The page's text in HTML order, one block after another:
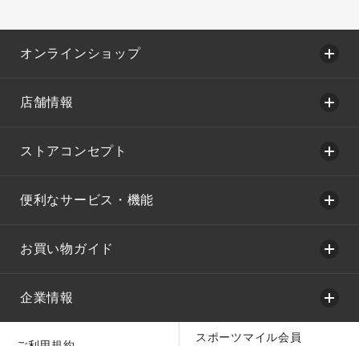
オンラインショップ
店舗情報
ストアコンセプト
便利なサービス・機能
お買い物ガイド
企業情報
スポーツマイル会員